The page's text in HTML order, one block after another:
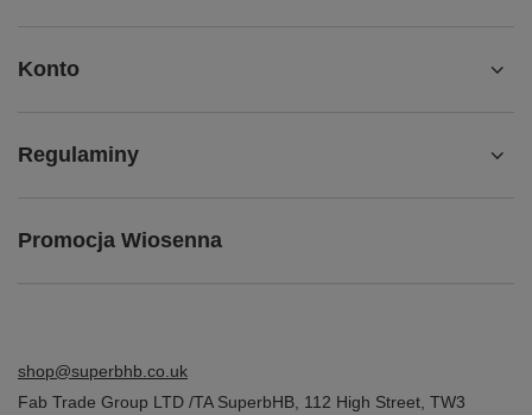
Konto
Regulaminy
Promocja Wiosenna
shop@superbhb.co.uk
Fab Trade Group LTD /TA SuperbHB 112 High Street TW3